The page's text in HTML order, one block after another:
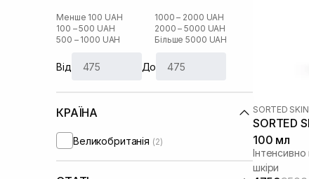
Менше 100 UAH
100 – 500 UAH
500 – 1000 UAH
1000 – 2000 UAH
2000 – 5000 UAH
Більше 5000 UAH
Від До
КРАЇНА
Великобританія (2)
SORTED SKIN
SORTED
100 мл
шкіри